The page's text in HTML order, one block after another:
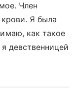
Член
Я была
как такое
девственницей